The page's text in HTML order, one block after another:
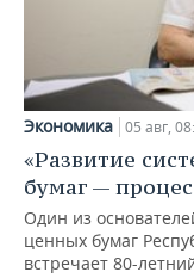
Экономика 05 авг,
«Развитие
бумаг —
Один из
ценных бумаг
встречает 80-